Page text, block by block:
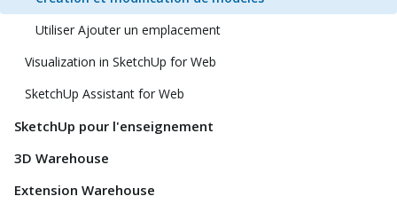
Utiliser Ajouter un emplacement
Visualization in SketchUp for Web
SketchUp Assistant for Web
SketchUp pour l'enseignement
3D Warehouse
Extension Warehouse